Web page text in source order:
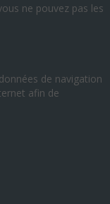
ne pouvez pas les
de navigation
afin de